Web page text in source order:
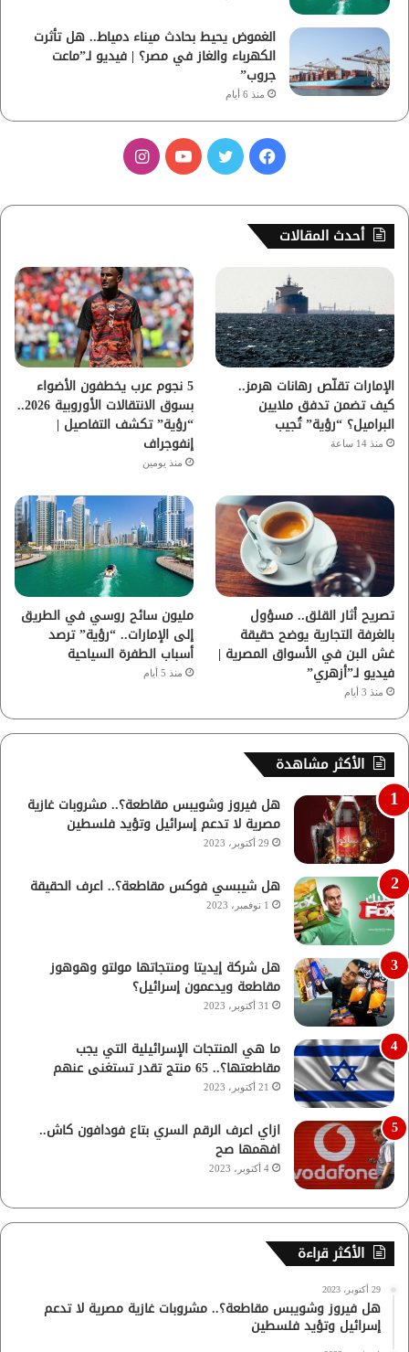
الغموض يحيط بحادث ميناء دمياط.. هل تأثرت
الكهرباء والغاز في مصر؟ | فيديو لـ”ماعت
جروب”
منذ 6 أيام
س
ب
ك
ي
و
ب
ت
ق
ر
م
أحدث المقالات
الإمارات تقلّص رهانات هرمز..
كيف تضمن تدفق ملايين
البراميل؟ “رؤية” تُجيب
منذ 14 ساعة
5 نجوم عرب يخطفون الأضواء
بسوق الانتقالات الأوروبية 2026..
“رؤية” تكشف التفاصيل |
إنفوجراف
منذ يومين
تصريح أثار القلق.. مسؤول
بالغرفة التجارية يوضح حقيقة
غش البن في الأسواق المصرية |
فيديو لـ”أزهري”
منذ 3 أيام
مليون سائح روسي في الطريق
إلى الإمارات.. “رؤية” ترصد
أسباب الطفرة السياحية
منذ 5 أيام
الأكثر مشاهدة
هل فيروز وشويبس مقاطعة؟.. مشروبات غازية
مصرية لا تدعم إسرائيل وتؤيد فلسطين
29 أكتوبر، 2023
هل شيبسي فوكس مقاطعة؟.. اعرف الحقيقة
1 نوفمبر، 2023
هل شركة إيديتا ومنتجاتها مولتو وهوهوز
مقاطعة ويدعمون إسرائيل؟
31 أكتوبر، 2023
ما هي المنتجات الإسرائيلية التي يجب
مقاطعتها؟.. 65 منتج تقدر تستغنى عنهم
21 أكتوبر، 2023
ازاي اعرف الرقم السري بتاع فودافون كاش..
افهمها صح
4 أكتوبر، 2023
الأكثر قراءة
29 أكتوبر، 2023
هل فيروز وشويبس مقاطعة؟.. مشروبات غازية مصرية لا تدعم
إسرائيل وتؤيد فلسطين